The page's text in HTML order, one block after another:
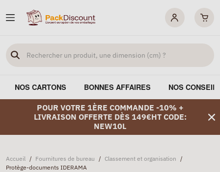
NOS CARTONS BONNES AFFAIRES NOS
POUR VOTRE 1ÈRE COMMANDE -10% +
LIVRAISON OFFERTE DÈS 149€HT CODE:
NEW10L
Accueil / Fournitures de bureau / Classement et organisation /
Protège-documents IDERAMA